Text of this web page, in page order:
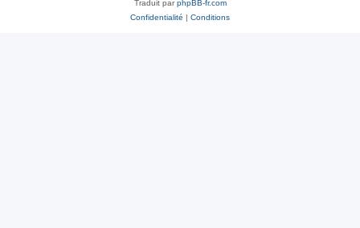
Traduit parphpBB-fr.com
Confidentialité | Conditions